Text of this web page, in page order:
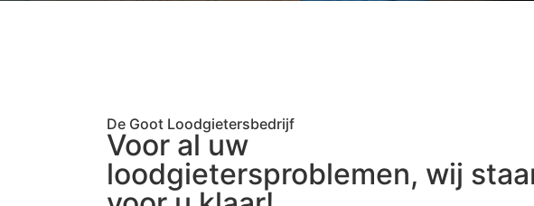
De Goot Loodgietersbedrijf
Voor al uw
loodgietersproblemen, wij